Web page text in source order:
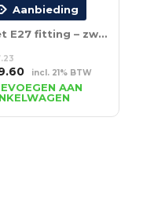
Aanbieding
met E27 fitting – zwart
Huidige
prijs
is:
€19.60.
incl. 21% BTW
AAN